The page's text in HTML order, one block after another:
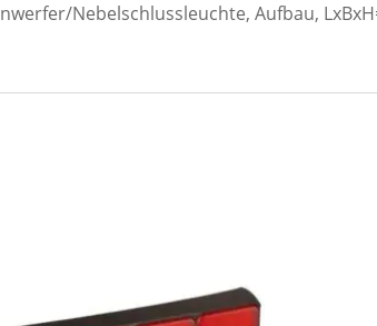
Nebelschlussleuchte, Aufbau,